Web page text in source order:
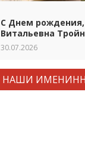
С Днем
Витальевна
30.07.2026
НАШИ